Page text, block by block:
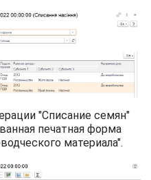
"Списание семян"
печатная форма
материала".